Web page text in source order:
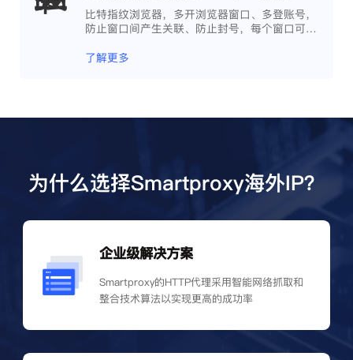
比特指纹浏览器，多开浏览器窗口、多登账号，
防止窗口间产生关联、防止封号，每个窗口可以
相互间完全环境独立、隔离，避免关联封号。
了解更多
为什么选择Smartproxy海外IP？
企业级解决方案
Smartproxy的HTTP代理采用智能网络抓取和
整合技术算法以实现更高的成功率